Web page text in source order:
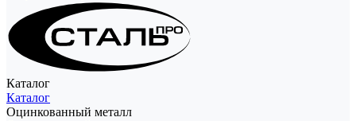
Каталог
Каталог
Оцинкованный металл